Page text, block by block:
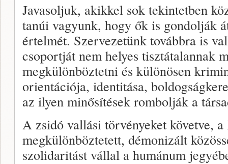
Javasoljuk, akikkel sok tekintetben
tanúi vagyunk, hogy ők is gondolják
értelmét. Szervezetünk továbbra is
csoportját nem helyes tisztátalannak
megkülönböztetni és különösen
orientációja, identitása,
az ilyen minősítések rombolják a
A zsidó vallási törvényeket követve,
megkülönböztetett, démonizált
szolidaritást vállal a humánum